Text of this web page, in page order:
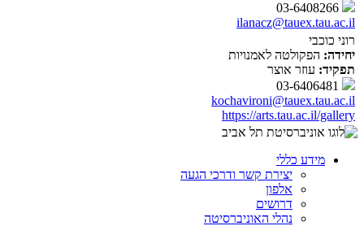
ilanacz@tauex.tau.ac.il
רוני כוכבי
יחידה: הפקולטה לאמנויות
תפקיד: עוזר אוצר
kochavironi@tauex.tau.ac.il
https://arts.tau.ac.il/gallery
מידע כללי
יצירת קשר ודרכי הגעה
אלפון
דרושים
נהלי האוניברסיטה